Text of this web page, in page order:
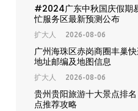
#2024广东中秋国庆假期
忙服务区最新预测公布
扩大人 2026-08-06
广州海珠区赤岗商圈丰巢
地址邮编及地图信息
扩大人 2026-08-06
贵州贵阳旅游十大景点排
点推荐攻略